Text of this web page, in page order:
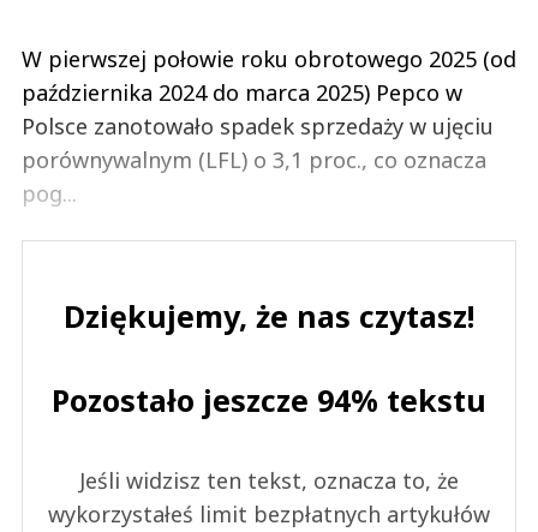
W pierwszej połowie roku obrotowego 2025 (od
października 2024 do marca 2025) Pepco w
Polsce zanotowało spadek sprzedaży w ujęciu
porównywalnym (LFL) o 3,1 proc., co oznacza
pog...
Dziękujemy, że nas czytasz!
Pozostało jeszcze 94% tekstu
Jeśli widzisz ten tekst, oznacza to, że
wykorzystałeś limit bezpłatnych artykułów